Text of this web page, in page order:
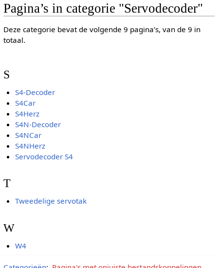
Pagina’s in categorie "Servodecoder"
Deze categorie bevat de volgende 9 pagina’s, van de 9 in
totaal.
S
S4-Decoder
S4Car
S4Herz
S4N-Decoder
S4NCar
S4NHerz
Servodecoder S4
T
Tweedelige servotak
W
W4